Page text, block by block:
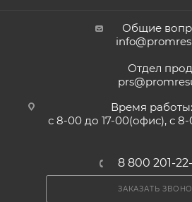
Общие
Отдел
Время
с 8-00 до 17-00(офис), с
8 800 201-
ЗАКАЗАТЬ